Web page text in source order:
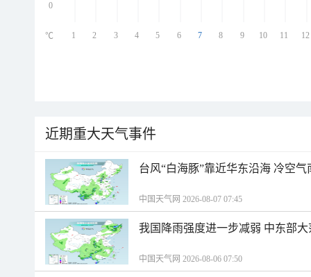
0
1 2 3 4 5 6 7 8 9 10 11 12
℃
近期重大天气事件
台风“白海豚”靠近华东沿海 冷空
中国天气网 2026-08-07 07:45
我国降雨强度进一步减弱 中东部
中国天气网 2026-08-06 07:50